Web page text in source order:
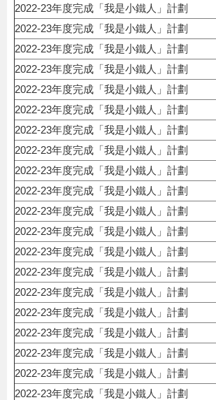
2022-23年度完成「我是小鐵人」計劃
2022-23年度完成「我是小鐵人」計劃
2022-23年度完成「我是小鐵人」計劃
2022-23年度完成「我是小鐵人」計劃
2022-23年度完成「我是小鐵人」計劃
2022-23年度完成「我是小鐵人」計劃
2022-23年度完成「我是小鐵人」計劃
2022-23年度完成「我是小鐵人」計劃
2022-23年度完成「我是小鐵人」計劃
2022-23年度完成「我是小鐵人」計劃
2022-23年度完成「我是小鐵人」計劃
2022-23年度完成「我是小鐵人」計劃
2022-23年度完成「我是小鐵人」計劃
2022-23年度完成「我是小鐵人」計劃
2022-23年度完成「我是小鐵人」計劃
2022-23年度完成「我是小鐵人」計劃
2022-23年度完成「我是小鐵人」計劃
2022-23年度完成「我是小鐵人」計劃
2022-23年度完成「我是小鐵人」計劃
2022-23年度完成「我是小鐵人」計劃